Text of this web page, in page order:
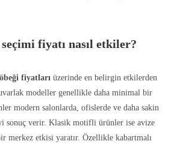
fiyatı nasıl etkiler?
fiyatları üzerinde en belirgin etkilerden
modeller genellikle daha minimal bir
modern salonlarda, ofislerde ve daha sakin
sonuç verir. Klasik motifli ürünler ise avize
merkez etkisi yaratır. Özellikle kabartmalı